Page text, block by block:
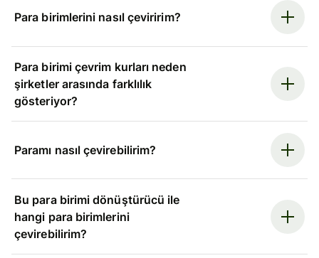
Para birimlerini nasıl çeviririm?
Para birimi çevrim kurları neden
şirketler arasında farklılık
gösteriyor?
Paramı nasıl çevirebilirim?
Bu para birimi dönüştürücü ile
hangi para birimlerini
çevirebilirim?